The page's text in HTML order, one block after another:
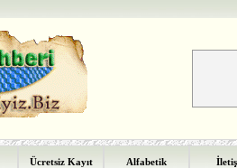
Ücretsiz Kayıt Alfabetik